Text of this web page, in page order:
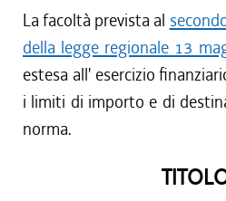
La facoltà prevista al
della legge regionale 13
estesa all' esercizio
i limiti di importo e di
norma.